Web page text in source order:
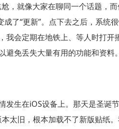
，就像大家在聊同一个话题，
成了“更新”。点下去之后，系
我会定期在地铁上、等人时打开
避免丢失大量有用的功能和资料。
发生在iOS设备上。那天是圣
太旧，根本加载不了新版贴纸